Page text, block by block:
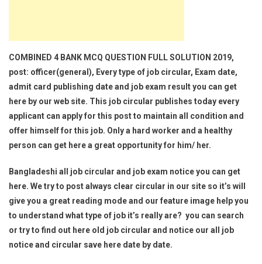
COMBINED 4 BANK MCQ QUESTION FULL SOLUTION 2019,
post: officer(general), Every type of job circular, Exam date,
admit card publishing date and job exam result you can get
here by our web site. This job circular publishes today every
applicant can apply for this post to maintain all condition and
offer himself for this job. Only a hard worker and a healthy
person can get here a great opportunity for him/ her.
Bangladeshi all job circular and job exam notice you can get
here. We try to post always clear circular in our site so it’s will
give you a great reading mode and our feature image help you
to understand what type of job it’s really are? you can search
or try to find out here old job circular and notice our all job
notice and circular save here date by date.